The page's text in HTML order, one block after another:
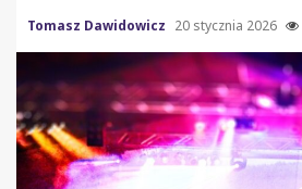
Tomasz Dawidowicz 20 stycznia 2026